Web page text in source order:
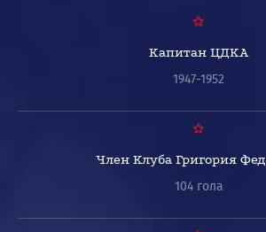
Капитан ЦДКА
1947-1952
Член Клуба Григория
104 гола